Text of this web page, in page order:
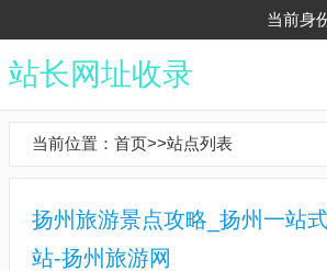
当前身
站长网址收录
当前位置： 首页>>站点列表
扬州旅游景点攻略_扬州一站
站-扬州旅游网